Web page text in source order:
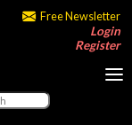
Free Newsletter
Login
Register